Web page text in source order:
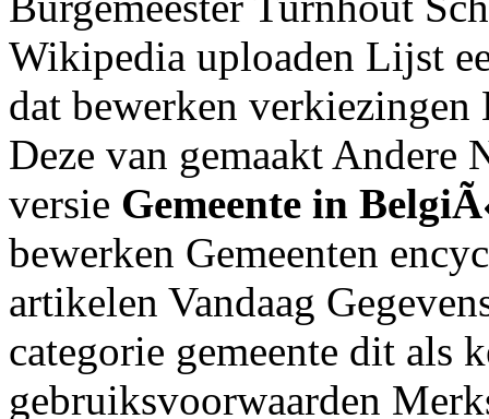
Wikipedia uploaden Lijst
dat bewerken
Deze van gemaakt
versie Gemeente in
bewerken Gemeenten
artikelen Vandaag
categorie gemeente dit als
gebruiksvoorwaarden